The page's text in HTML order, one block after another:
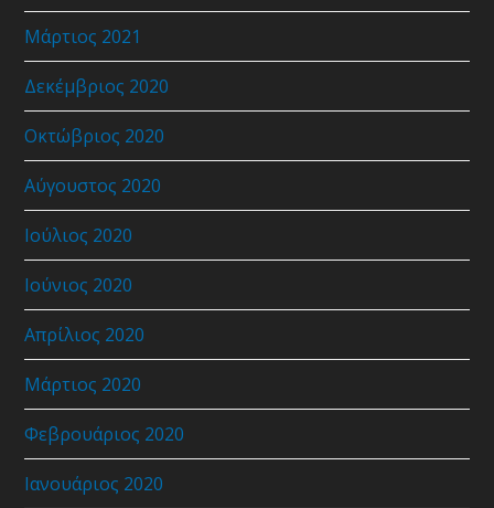
Μάρτιος 2021
Δεκέμβριος 2020
Οκτώβριος 2020
Αύγουστος 2020
Ιούλιος 2020
Ιούνιος 2020
Απρίλιος 2020
Μάρτιος 2020
Φεβρουάριος 2020
Ιανουάριος 2020